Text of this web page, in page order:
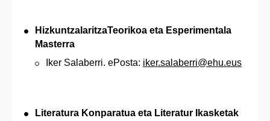
HizkuntzalaritzaTeorikoa eta Esperimentala
Masterra
Iker Salaberri. ePosta: iker.salaberri@ehu.eus
Literatura Konparatua eta Literatur Ikasketak